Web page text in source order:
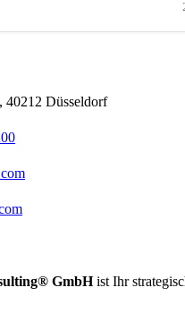
40212 Düsseldorf
GmbHist Ihr